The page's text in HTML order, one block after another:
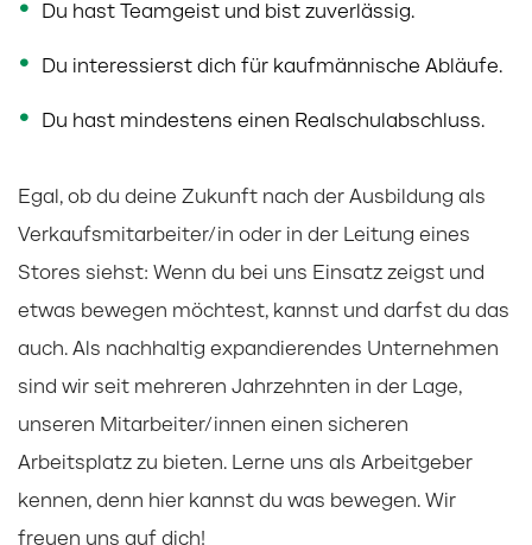
Du hast Teamgeist und bist zuverlässig.
Du interessierst dich für kaufmännische Abläufe.
Du hast mindestens einen Realschulabschluss.
Egal, ob du deine Zukunft nach der Ausbildung als
Verkaufsmitarbeiter/in oder in der Leitung eines
Stores siehst: Wenn du bei uns Einsatz zeigst und
etwas bewegen möchtest, kannst und darfst du das
auch. Als nachhaltig expandierendes Unternehmen
sind wir seit mehreren Jahrzehnten in der Lage,
unseren Mitarbeiter/innen einen sicheren
Arbeitsplatz zu bieten. Lerne uns als Arbeitgeber
kennen, denn hier kannst du was bewegen. Wir
freuen uns auf dich!